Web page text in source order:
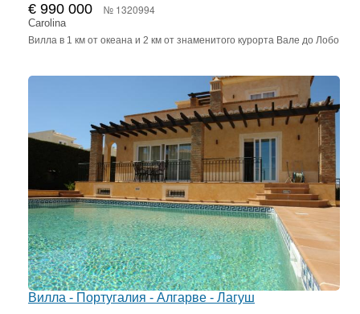
€ 990 000 № 1320994
Carolina
Вилла в 1 км от океана и 2 км от знаменитого курорта Вале до Лобо
Вилла - Португалия - Алгарве - Лагуш